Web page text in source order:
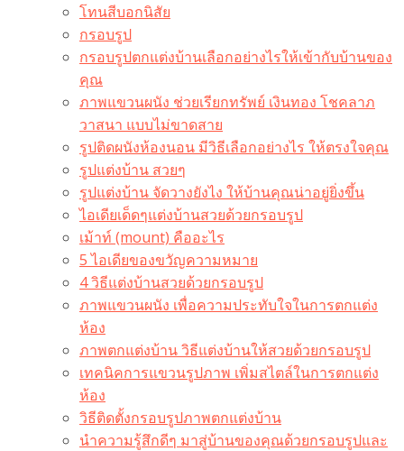
โทนสีบอกนิสัย
กรอบรูป
กรอบรูปตกแต่งบ้านเลือกอย่างไรให้เข้ากับบ้านของ
คุณ
ภาพแขวนผนัง ช่วยเรียกทรัพย์ เงินทอง โชคลาภ
วาสนา แบบไม่ขาดสาย
รูปติดผนังห้องนอน มีวิธีเลือกอย่างไร ให้ตรงใจคุณ
รูปแต่งบ้าน สวยๆ
รูปแต่งบ้าน จัดวางยังไง ให้บ้านคุณน่าอยู่ยิ่งขึ้น
ไอเดียเด็ดๆแต่งบ้านสวยด้วยกรอบรูป
เม้าท์ (mount) คืออะไร​
5 ไอเดียของขวัญความหมาย
4 วิธีแต่งบ้านสวยด้วยกรอบรูป
ภาพแขวนผนัง เพื่อความประทับใจในการตกแต่ง
ห้อง
ภาพตกแต่งบ้าน วิธีแต่งบ้านให้สวยด้วยกรอบรูป
เทคนิคการแขวนรูปภาพ เพิ่มสไตล์ในการตกแต่ง
ห้อง
วิธีติดตั้งกรอบรูปภาพตกแต่งบ้าน
นำความรู้สึกดีๆ มาสู่บ้านของคุณด้วยกรอบรูปและ